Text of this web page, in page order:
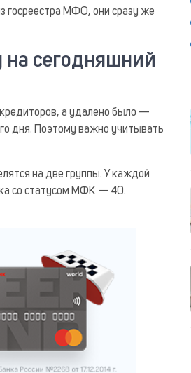
госреестра МФО, они сразу же
на сегодняшний
а удалено было —
дня. Поэтому важно учитывать
на две группы. У каждой
со статусом МФК — 40.